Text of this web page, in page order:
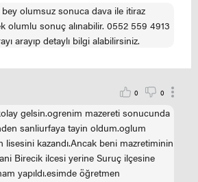
olumsuz sonuca dava ile itiraz
olumlu sonuç alınabilir. 0552 559 4913
arayıp detaylı bilgi alabilirsiniz.
0 0
gelsin.ogrenim mazereti sonucunda
sanliurfaya tayin oldum.oglum
lisesini kazandı.Ancak beni mazretiminin
Birecik ilcesi yerine Suruç ilçesine
yapıldı.esimde öğretmen